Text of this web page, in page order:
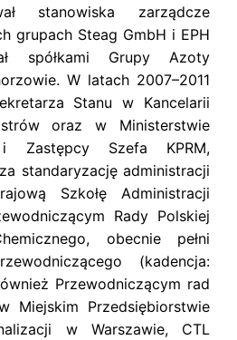
stanowiska zarządcze
grupach Steag GmbH i EPH
spółkami Grupy Azoty
W latach 2007–2011
Stanu w Kancelarii
oraz w Ministerstwie
Zastępcy Szefa KPRM,
standaryzację administracji
Szkołę Administracji
Rady Polskiej
obecnie pełni
(kadencja:
Przewodniczącym rad
Miejskim Przedsiębiorstwie
w Warszawie, CTL